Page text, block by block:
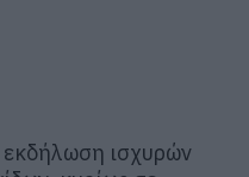
ισχυρών